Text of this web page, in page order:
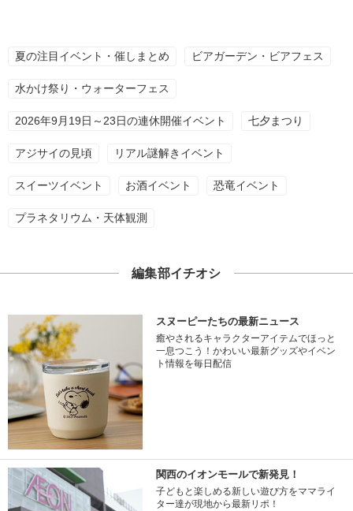
夏の注目イベント・催しまとめ ビアガーデン・ビアフェス
水かけ祭り・ウォーターフェス
2026年9月19日～23日の連休開催イベント 七夕まつり
アジサイの見頃 リアル謎解きイベント
スイーツイベント お酒イベント 恐竜イベント
プラネタリウム・天体観測
編集部イチオシ
スヌーピーたちの最新ニュース
癒やされるキャラクターアイテムでほっと
一息つこう！かわいい最新グッズやイベン
ト情報を毎日配信
関西のイオンモールで新発見！
子どもと楽しめる新しい遊び方をママライ
ター達が現地から最新リポ！